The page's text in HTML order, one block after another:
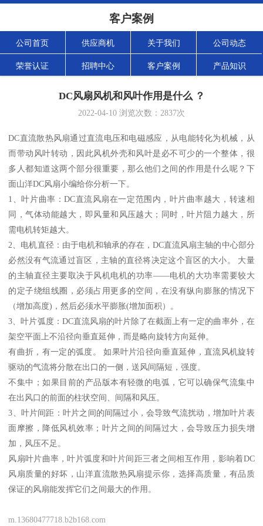
客户案例
公司首页 供应商机 关于我们 公司动态
荣誉认证 招聘中心 客户案例 产品知识
DC风扇风机和风叶作用是什么 ？
2022-04-10 浏览次数： 2837次
DC直流散热风扇通过直流电压和电磁感应，从电能转化为机械，从
而带动风叶转动，因此风机外壳和风叶是必不可少的一个整体，很
多人都知道这两个部分很重要，那么他们之间的作用是什么呢？下
面山洋DC风扇小编给你分析一下。
1、叶片曲率：DC直流风扇在一定范围内，叶片曲率越大，转速相
同，气体动能越大，即风量和风压越大；同时，叶片阻力越大，所
需电机转矩越大。
2、电机直径：由于电机和轴承的存在，DC直流风扇主轴的中心部分
必然没有气流通过盲区，主轴的直径将决定这个盲区的大小。 大量
的主轴直径主要取决于风机电机的功率——电机的大功率需要较大
的定子绕组线圈，必须占用更多的空间，在没有纵向膨胀的情况下
（增加高度)，然后必须水平膨胀(增加面积）。
3、叶片弧度：DC直流风扇的叶片除了在截面上有一定的曲率外，在
架空平面上不沿径向垂直延伸，而是略向旋转方向延伸。
有曲折，有一定的弧度。 如果叶片沿径向垂直延伸，直流风机旋转
驱动的气流将分散在出口的一侧，送风间隔短，强度。
不集中；如果目前的产品版本有轻微的电弧，它可以确保气流集中
在出风口的前面的柱状空间、间隔和风压。
3、叶片间距：叶片之间的间隔过小，会导致气流扰动，增加叶片表
面摩擦，降低风机效率；叶片之间的间隔过大，会导致压力损失增
加，风压不足。
风扇叶片曲率，叶片弧度和叶片间距三者之间相互作用，影响着DC
风扇质量的好坏，山洋直流散热风扇提示你，选择高质量，有品质
保证的风扇能发挥它们之间最大的作用。
m.13680477718.b2b168.com